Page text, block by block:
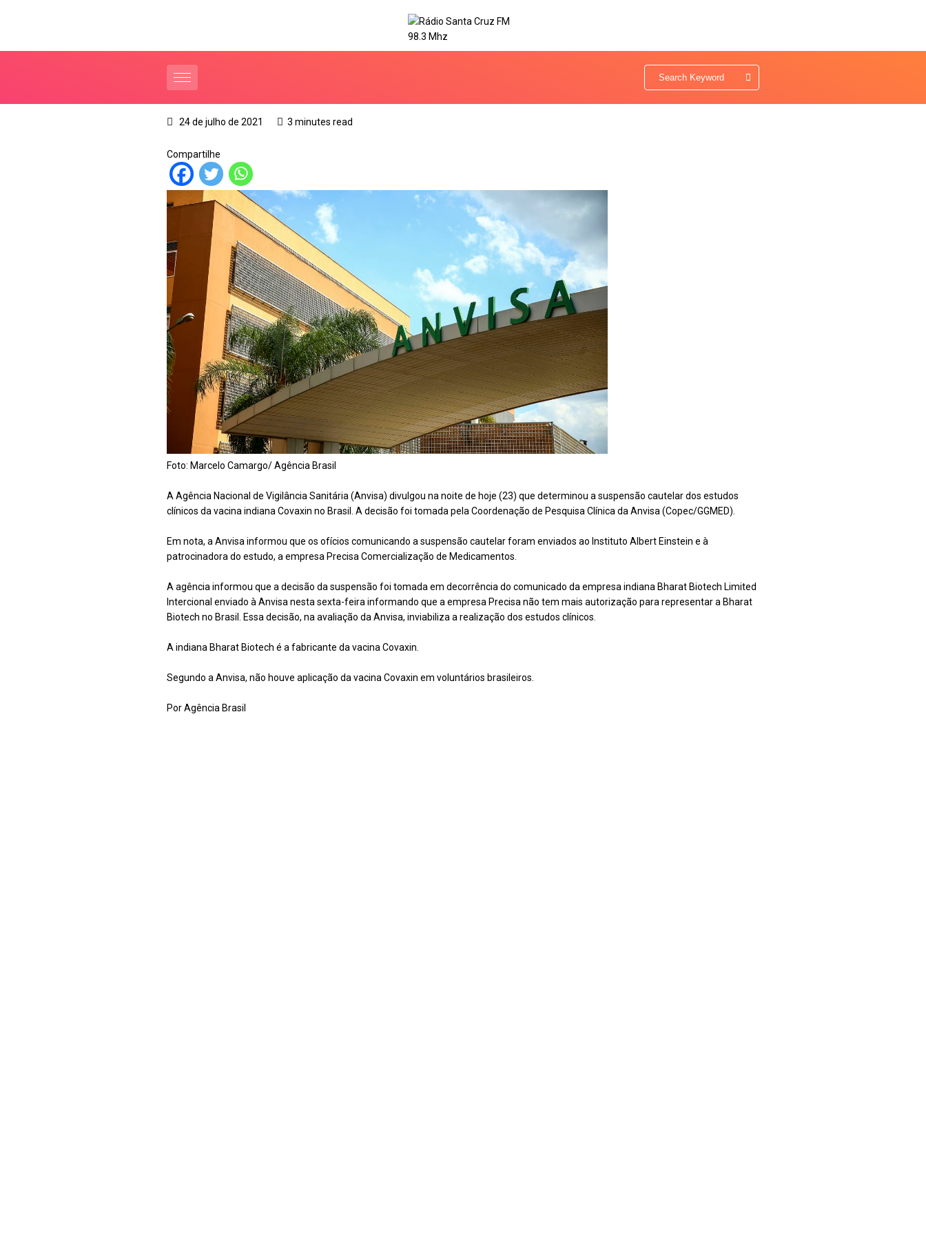
24 de julho de 2021 3 minutes read
Compartilhe
Foto: Marcelo Camargo/ Agência Brasil
A Agência Nacional de Vigilância Sanitária (Anvisa) divulgou na noite de hoje (23) que determinou a suspensão cautelar dos estudos
clínicos da vacina indiana Covaxin no Brasil. A decisão foi tomada pela Coordenação de Pesquisa Clínica da Anvisa (Copec/GGMED).
Em nota, a Anvisa informou que os ofícios comunicando a suspensão cautelar foram enviados ao Instituto Albert Einstein e à
patrocinadora do estudo, a empresa Precisa Comercialização de Medicamentos.
A agência informou que a decisão da suspensão foi tomada em decorrência do comunicado da empresa indiana Bharat Biotech Limited
Intercional enviado à Anvisa nesta sexta-feira informando que a empresa Precisa não tem mais autorização para representar a Bharat
Biotech no Brasil. Essa decisão, na avaliação da Anvisa, inviabiliza a realização dos estudos clínicos.
A indiana Bharat Biotech é a fabricante da vacina Covaxin.
Segundo a Anvisa, não houve aplicação da vacina Covaxin em voluntários brasileiros.
Por Agência Brasil